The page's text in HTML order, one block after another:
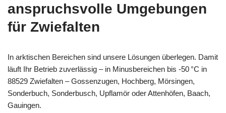
anspruchsvolle Umgebungen
für Zwiefalten
In arktischen Bereichen sind unsere Lösungen überlegen. Damit
läuft Ihr Betrieb zuverlässig – in Minusbereichen bis -50 °C in
88529 Zwiefalten – Gossenzugen, Hochberg, Mörsingen,
Sonderbuch, Sonderbusch, Upflamör oder Attenhöfen, Baach,
Gauingen.